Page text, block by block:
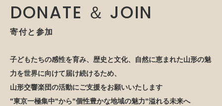
DONATE ＆ JOIN
寄付と参加
子どもたちの感性を育み、歴史と文化、自然に恵まれた山形の魅
力を世界に向けて届け続けるため、
山形交響楽団の活動にご支援をお願いいたします
"東京一極集中"から"個性豊かな地域の魅力"溢れる未来へ